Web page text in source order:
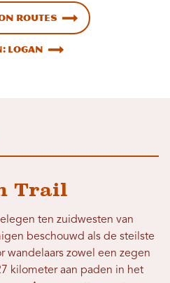
ROUTES
Logan
Trail
ten zuidwesten van
beschouwd als de steilste
wandelaars zowel een zegen
kilometer aan paden in het